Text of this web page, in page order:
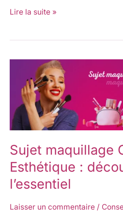
Lire la suite »
Sujet maquillage
Esthétique :
l’essentiel
Laisser un commentaire /
maquillage
CAP
Esthétique
découvre
l’essentiel